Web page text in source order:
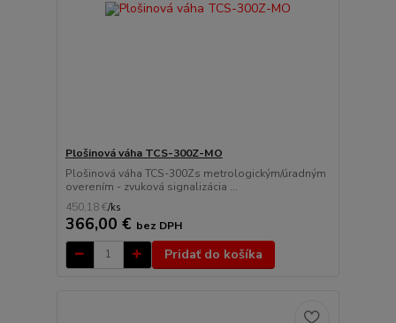
Plošinová váha TCS-300Z-MO
Plošinová váha TCS-300Zs metrologickým/úradným
overením - zvuková signalizácia ...
450,18 €/ks
366,00 € bez DPH
Pridať do košíka